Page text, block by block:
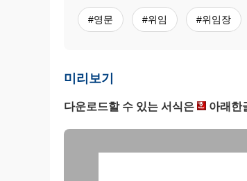
#영문 #위임 #위임장
미리보기
다운로드할 수 있는 서식은 아래한